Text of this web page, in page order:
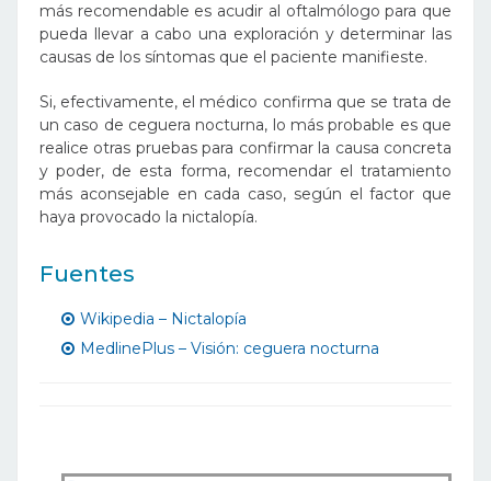
más recomendable es acudir al oftalmólogo para que
pueda llevar a cabo una exploración y determinar las
causas de los síntomas que el paciente manifieste.
Si, efectivamente, el médico confirma que se trata de
un caso de ceguera nocturna, lo más probable es que
realice otras pruebas para confirmar la causa concreta
y poder, de esta forma, recomendar el tratamiento
más aconsejable en cada caso, según el factor que
haya provocado la nictalopía.
Fuentes
Wikipedia – Nictalopía
MedlinePlus – Visión: ceguera nocturna